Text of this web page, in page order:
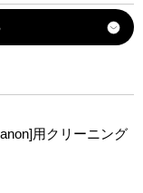
用クリーニング